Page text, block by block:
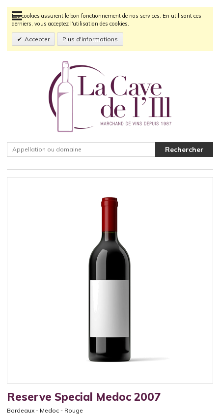
Les cookies assurent le bon fonctionnement de nos services. En utilisant ces
derniers, vous acceptez l'utilisation des cookies.
Accepter Plus d'informations
Reserve Special Medoc 2007
Bordeaux - Medoc - Rouge